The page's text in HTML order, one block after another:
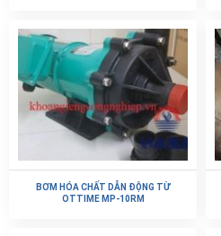
BƠM HÓA CHẤT DẪN ĐỘNG TỪ
OTTIME MP-10RM